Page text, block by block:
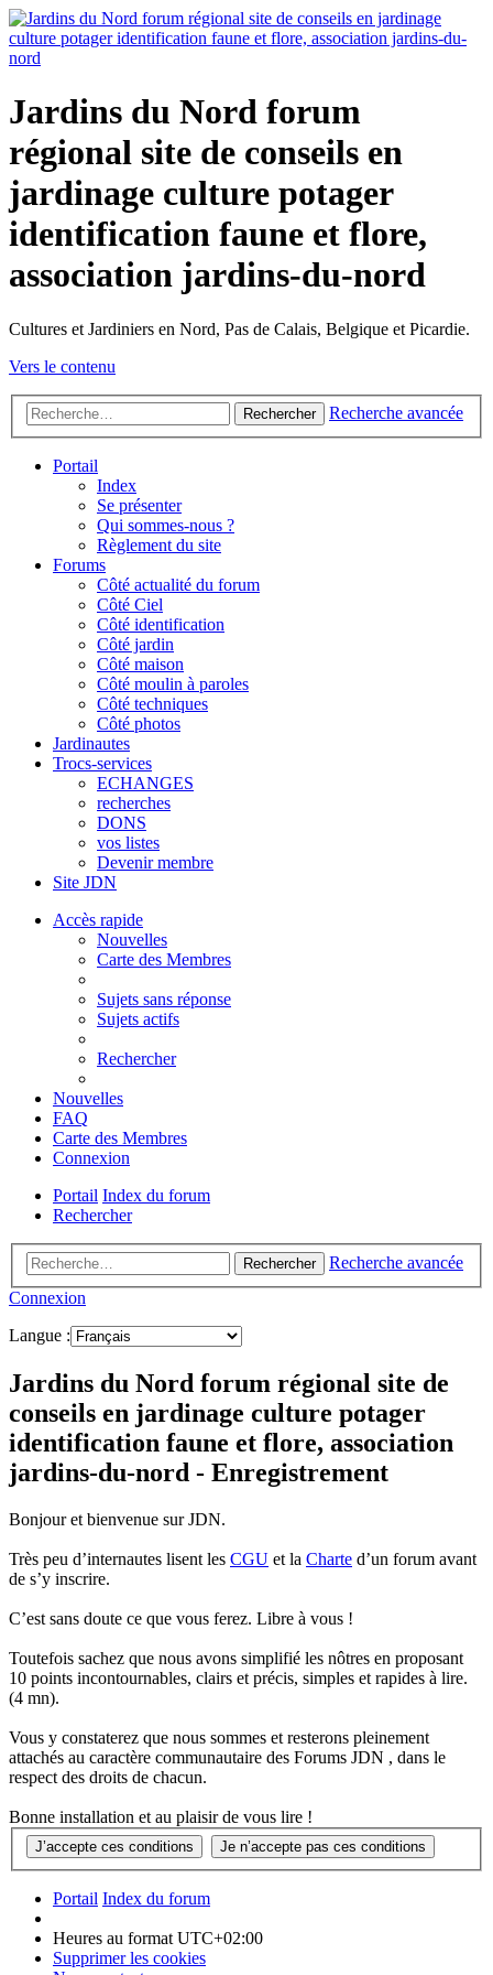
Jardins du Nord forum
régional site de conseils en
jardinage culture potager
identification faune et flore,
association jardins-du-nord
Cultures et Jardiniers en Nord, Pas de Calais, Belgique et Picardie.
Vers le contenu
Rechercher Recherche avancée
Portail
Index
Se présenter
Qui sommes-nous ?
Règlement du site
Forums
Côté actualité du forum
Côté Ciel
Côté identification
Côté jardin
Côté maison
Côté moulin à paroles
Côté techniques
Côté photos
Jardinautes
Trocs-services
ECHANGES
recherches
DONS
vos listes
Devenir membre
Site JDN
Accès rapide
Nouvelles
Carte des Membres
Sujets sans réponse
Sujets actifs
Rechercher
Nouvelles
FAQ
Carte des Membres
Connexion
Portail Index du forum
Rechercher
Rechercher
Recherche avancée
Connexion
Langue :
Jardins du Nord forum régional site de
conseils en jardinage culture potager
identification faune et flore, association
jardins-du-nord - Enregistrement
Bonjour et bienvenue sur JDN.
Très peu d’internautes lisent les CGU et la Charte d’un forum avant
de s’y inscrire.
C’est sans doute ce que vous ferez. Libre à vous !
Toutefois sachez que nous avons simplifié les nôtres en proposant
10 points incontournables, clairs et précis, simples et rapides à lire.
(4 mn).
Vous y constaterez que nous sommes et resterons pleinement
attachés au caractère communautaire des Forums JDN , dans le
respect des droits de chacun.
Bonne installation et au plaisir de vous lire !
Portail Index du forum
Heures au formatUTC+02:00
Supprimer les cookies